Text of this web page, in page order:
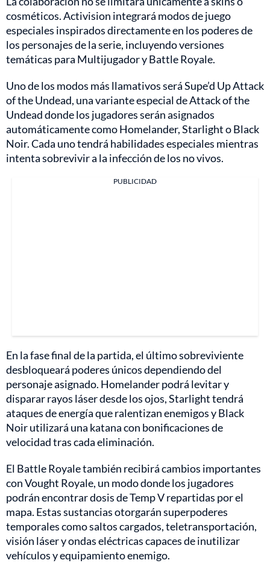
cosméticos. Activision integrará modos de juego
especiales inspirados directamente en los poderes de
los personajes de la serie, incluyendo versiones
temáticas para Multijugador y Battle Royale.
Uno de los modos más llamativos será Supe’d Up Attack
of the Undead, una variante especial de Attack of the
Undead donde los jugadores serán asignados
automáticamente como Homelander, Starlight o Black
Noir. Cada uno tendrá habilidades especiales mientras
intenta sobrevivir a la infección de los no vivos.
PUBLICIDAD
En la fase final de la partida, el último sobreviviente
desbloqueará poderes únicos dependiendo del
personaje asignado. Homelander podrá levitar y
disparar rayos láser desde los ojos, Starlight tendrá
ataques de energía que ralentizan enemigos y Black
Noir utilizará una katana con bonificaciones de
velocidad tras cada eliminación.
El Battle Royale también recibirá cambios importantes
con Vought Royale, un modo donde los jugadores
podrán encontrar dosis de Temp V repartidas por el
mapa. Estas sustancias otorgarán superpoderes
temporales como saltos cargados, teletransportación,
visión láser y ondas eléctricas capaces de inutilizar
vehículos y equipamiento enemigo.